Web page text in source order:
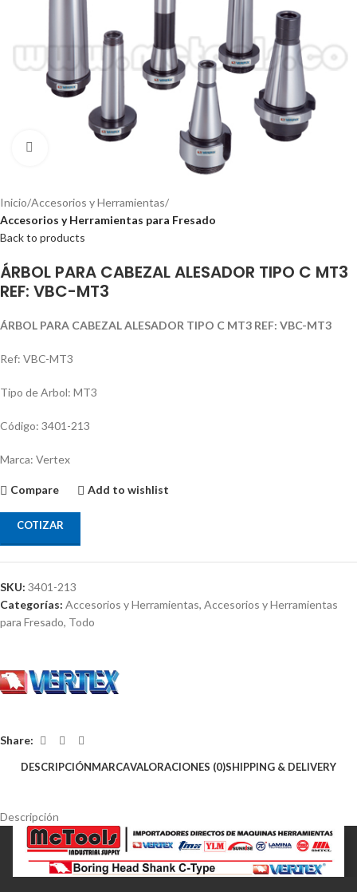
Inicio Accesorios y Herramientas
Accesorios y Herramientas para Fresado
Back to products
ÁRBOL PARA CABEZAL ALESADOR TIPO C MT3
REF: VBC-MT3
ÁRBOL PARA CABEZAL ALESADOR TIPO C MT3 REF: VBC-MT3
Ref: VBC-MT3
Tipo de Arbol: MT3
Código: 3401-213
Marca: Vertex
Compare Add to wishlist
COTIZAR
SKU: 3401-213
Categorías: Accesorios y Herramientas, Accesorios y Herramientas
para Fresado, Todo
Share:
DESCRIPCIÓNMARCAVALORACIONES (0)SHIPPING & DELIVERY
Descripción